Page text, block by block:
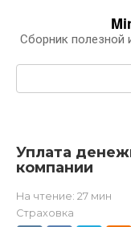
контенту
Сборник полезной
Уплата
компании
На чтение: 27 мин
Страховка